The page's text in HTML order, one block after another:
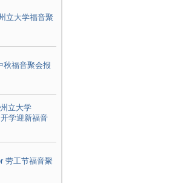
立大学福音聚
秋福音聚会报
立大学
开学迎新福音
劳工节福音聚